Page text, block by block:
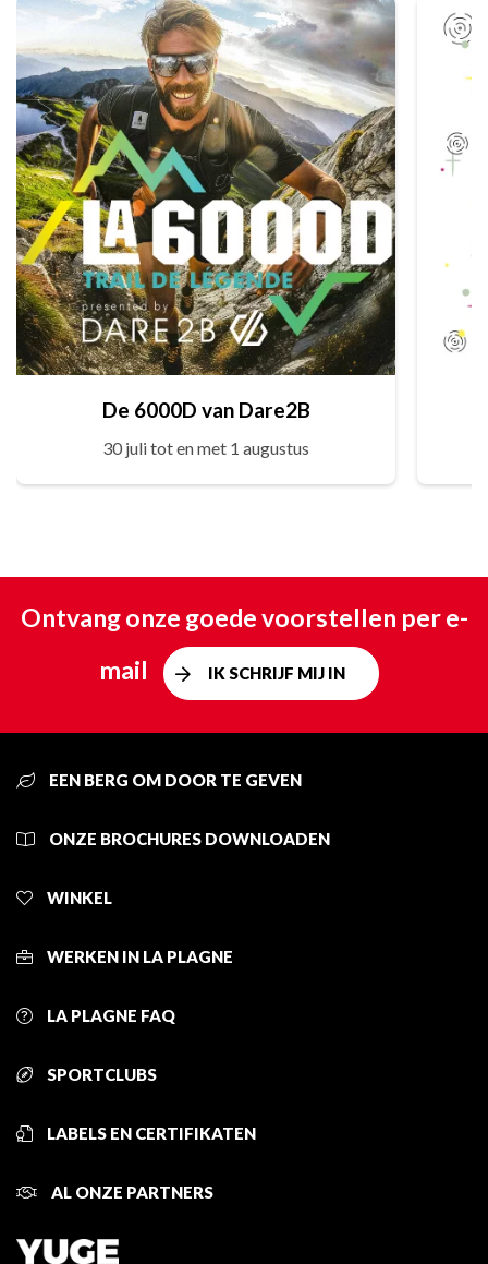
De 6000D van Dare2B
30 juli tot en met 1 augustus
Ontvang onze goede voorstellen per e-
mail
IK SCHRIJF MIJ IN
EEN BERG OM DOOR TE GEVEN
ONZE BROCHURES DOWNLOADEN
WINKEL
WERKEN IN LA PLAGNE
LA PLAGNE FAQ
SPORTCLUBS
LABELS EN CERTIFIKATEN
AL ONZE PARTNERS